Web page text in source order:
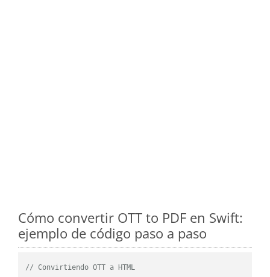
Cómo convertir OTT to PDF en Swift:
ejemplo de código paso a paso
// Convirtiendo OTT a HTML